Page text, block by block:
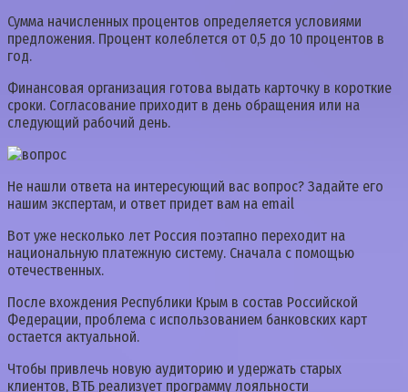
Сумма начисленных процентов определяется условиями
предложения. Процент колеблется от 0,5 до 10 процентов в
год.
Финансовая организация готова выдать карточку в короткие
сроки. Согласование приходит в день обращения или на
следующий рабочий день.
Не нашли ответа на интересующий вас вопрос? Задайте его
нашим экспертам, и ответ придет вам на email
Вот уже несколько лет Россия поэтапно переходит на
национальную платежную систему. Сначала с помощью
отечественных.
После вхождения Республики Крым в состав Российской
Федерации, проблема с использованием банковских карт
остается актуальной.
Чтобы привлечь новую аудиторию и удержать старых
клиентов, ВТБ реализует программу лояльности